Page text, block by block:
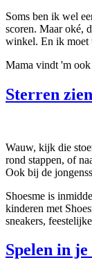
Soms ben ik wel
scoren. Maar oké,
winkel. En ik moet
Mama vindt 'm
Sterren zien
Wauw, kijk die
rond stappen, of
Ook bij de
Shoesme is
kinderen met
sneakers,
Spelen in